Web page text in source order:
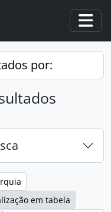
por:
em tabela